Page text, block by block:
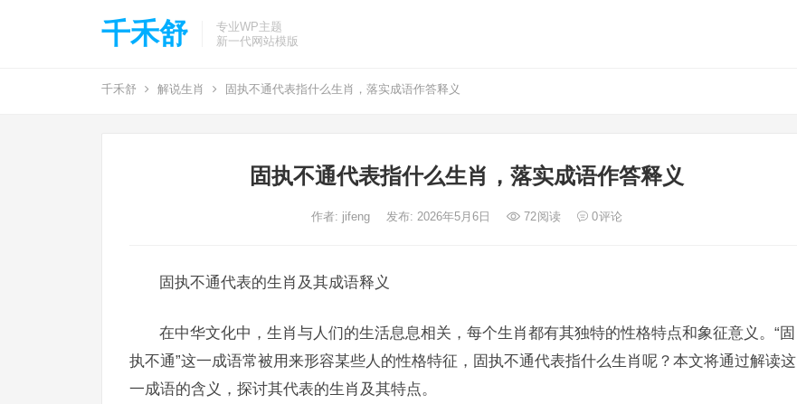
千禾舒
专业WP主题
新一代网站模版
千禾舒 解说生肖 固执不通代表指什么生肖，落实成语作答释义
固执不通代表指什么生肖，落实成语作答释义
作者: jifeng 发布: 2026年5月6日 72阅读 0评论
固执不通代表的生肖及其成语释义
在中华文化中，生肖与人们的生活息息相关，每个生肖都有其独特的性格特点和象征意义。“固
执不通”这一成语常被用来形容某些人的性格特征，固执不通代表指什么生肖呢？本文将通过解读这
一成语的含义，探讨其代表的生肖及其特点。